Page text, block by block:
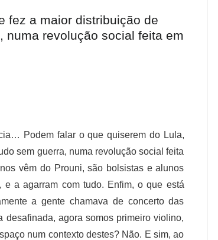
fez a maior distribuição de
numa revolução social feita em
Podem falar o que quiserem do Lula,
sem guerra, numa revolução social feita
vêm do Prouni, são bolsistas e alunos
a agarram com tudo. Enfim, o que está
a gente chamava de concerto das
agora somos primeiro violino,
num contexto destes? Não. E sim, ao